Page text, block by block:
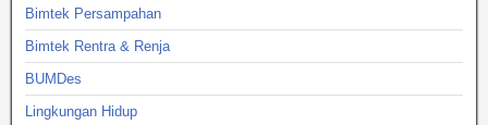
Bimtek Persampahan
Bimtek Rentra & Renja
BUMDes
Lingkungan Hidup